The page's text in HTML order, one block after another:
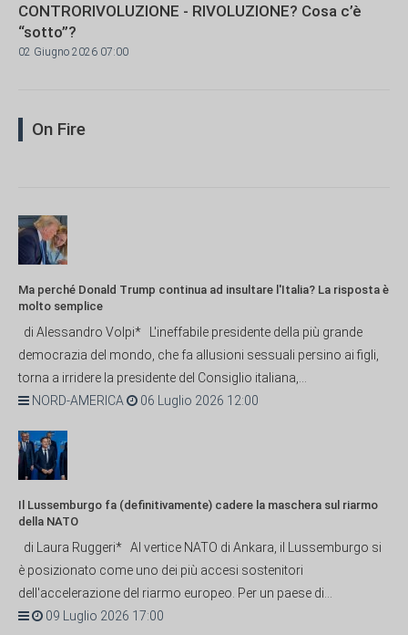
CONTRORIVOLUZIONE - RIVOLUZIONE? Cosa c’è
“sotto”?
02 Giugno 2026 07:00
On Fire
Ma perché Donald Trump continua ad insultare l'Italia? La risposta è
molto semplice
di Alessandro Volpi* L'ineffabile presidente della più grande
democrazia del mondo, che fa allusioni sessuali persino ai figli,
torna a irridere la presidente del Consiglio italiana,...
NORD-AMERICA
06 Luglio 2026 12:00
Il Lussemburgo fa (definitivamente) cadere la maschera sul riarmo
della NATO
di Laura Ruggeri* Al vertice NATO di Ankara, il Lussemburgo si
è posizionato come uno dei più accesi sostenitori
dell'accelerazione del riarmo europeo. Per un paese di...
09 Luglio 2026 17:00